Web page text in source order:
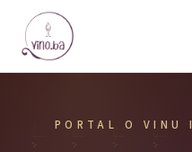
PORTAL O VINU